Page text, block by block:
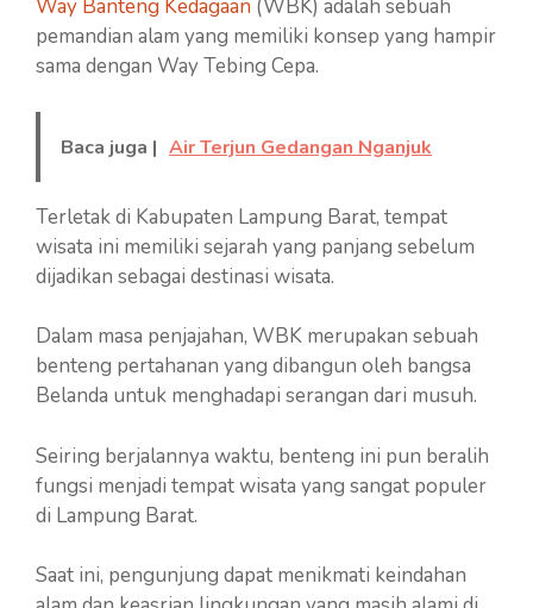
Way Banteng Kedagaan (WBK) adalah sebuah
pemandian alam yang memiliki konsep yang hampir
sama dengan Way Tebing Cepa.
Baca juga | Air Terjun Gedangan Nganjuk
Terletak di Kabupaten Lampung Barat, tempat
wisata ini memiliki sejarah yang panjang sebelum
dijadikan sebagai destinasi wisata.
Dalam masa penjajahan, WBK merupakan sebuah
benteng pertahanan yang dibangun oleh bangsa
Belanda untuk menghadapi serangan dari musuh.
Seiring berjalannya waktu, benteng ini pun beralih
fungsi menjadi tempat wisata yang sangat populer
di Lampung Barat.
Saat ini, pengunjung dapat menikmati keindahan